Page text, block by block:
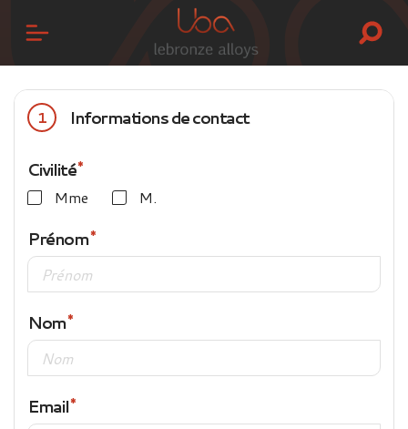
1 Informations de contact
Civilité
Mme M.
Prénom
Nom
Email